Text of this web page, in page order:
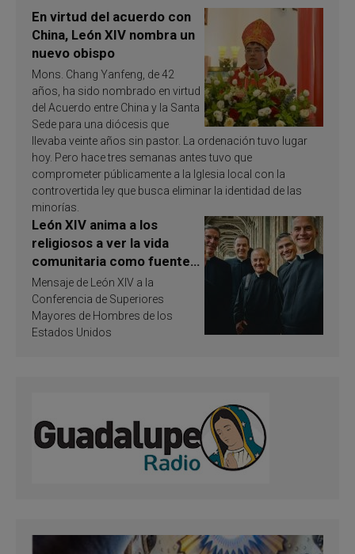
En virtud del acuerdo con
China, León XIV nombra un
nuevo obispo
Mons. Chang Yanfeng, de 42
años, ha sido nombrado en virtud
del Acuerdo entre China y la Santa
Sede para una diócesis que
llevaba veinte años sin pastor. La ordenación tuvo lugar
hoy. Pero hace tres semanas antes tuvo que
comprometer públicamente a la Iglesia local con la
controvertida ley que busca eliminar la identidad de las
minorías.
León XIV anima a los
religiosos a ver la vida
comunitaria como fuente
de inspiración y
santificación
Mensaje de León XIV a la
Conferencia de Superiores
Mayores de Hombres de los
Estados Unidos